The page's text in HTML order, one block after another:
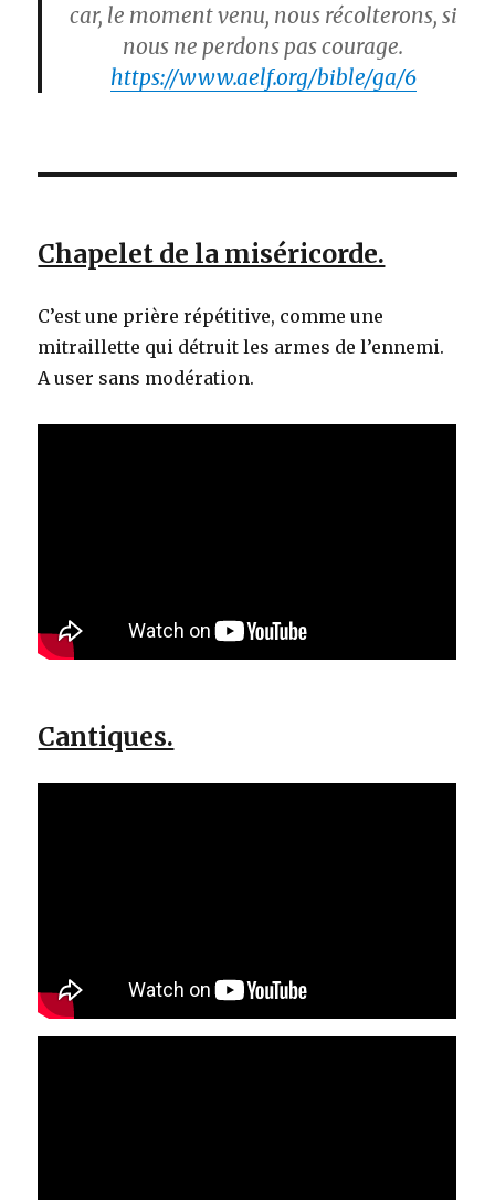
car, le moment venu, nous récolterons, si
nous ne perdons pas courage.
https://www.aelf.org/bible/ga/6
Chapelet de la miséricorde.
C’est une prière répétitive, comme une
mitraillette qui détruit les armes de l’ennemi.
A user sans modération.
Cantiques.